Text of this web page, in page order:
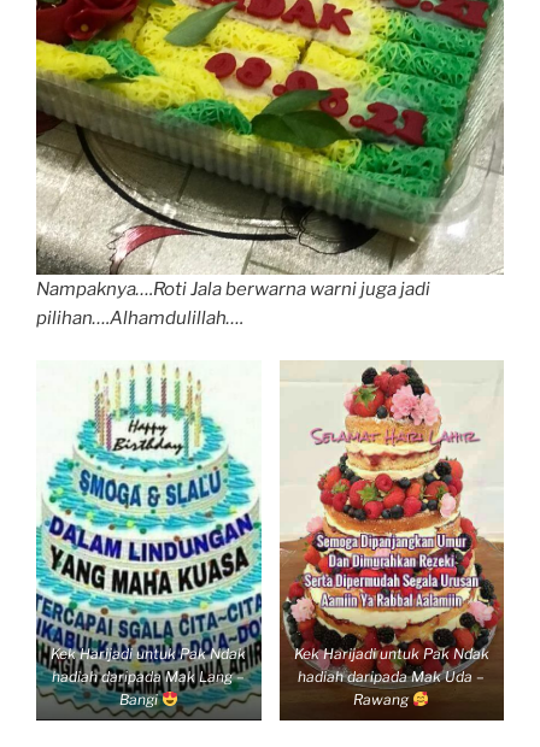
Nampaknya….Roti Jala berwarna warni juga jadi
pilihan….Alhamdulillah….
Kek Harijadi untuk Pak Ndak
hadiah daripada Mak Lang –
Bangi
Kek Harijadi untuk Pak Ndak
hadiah daripada Mak Uda –
Rawang